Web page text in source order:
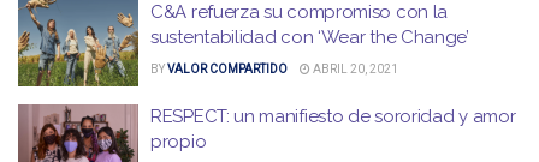
C&A refuerza su compromiso con la
sustentabilidad con ‘Wear the Change’
BYVALOR COMPARTIDO ABRIL 20, 2021
RESPECT: un manifiesto de sororidad y amor
propio